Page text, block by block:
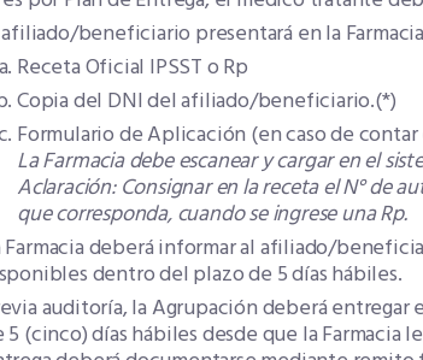
beneficiario presentará en la
Receta Oficial IPSST o Rp
Copia del DNI del afiliado/beneficiario.(*)
Formulario de Aplicación (en caso de
La Farmacia debe escanear y cargar en el
Aclaración: Consignar en la receta el N° de
que corresponda, cuando se ingrese una Rp.
Farmacia deberá informar al afiliado/
dentro del plazo de 5 días hábiles.
auditoría, la Agrupación deberá
5 (cinco) días hábiles desde que la Farmacia